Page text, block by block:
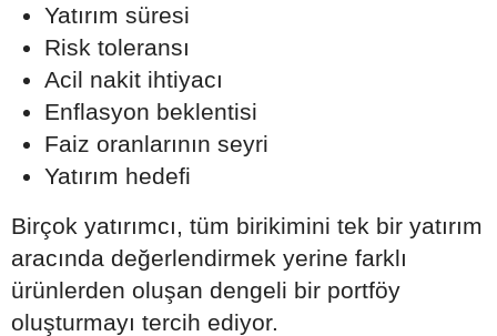
Yatırım süresi
Risk toleransı
Acil nakit ihtiyacı
Enflasyon beklentisi
Faiz oranlarının seyri
Yatırım hedefi
Birçok yatırımcı, tüm birikimini tek bir yatırım
aracında değerlendirmek yerine farklı
ürünlerden oluşan dengeli bir portföy
oluşturmayı tercih ediyor.